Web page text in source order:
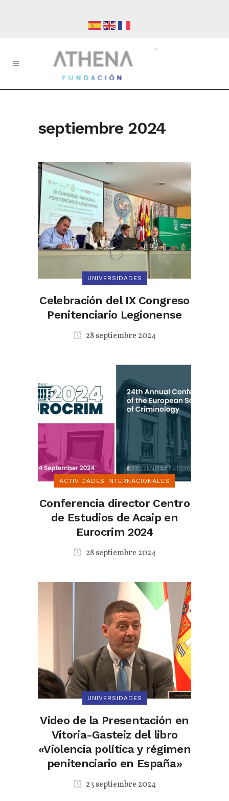
septiembre 2024
UNIVERSIDADES
Celebración del IX Congreso
Penitenciario Legionense
28 septiembre 2024
ACTIVIDADES INTERNACIONALES
Conferencia director Centro
de Estudios de Acaip en
Eurocrim 2024
28 septiembre 2024
UNIVERSIDADES
Video de la Presentación en
Vitoria-Gasteiz del libro
«Violencia política y régimen
penitenciario en España»
23 septiembre 2024